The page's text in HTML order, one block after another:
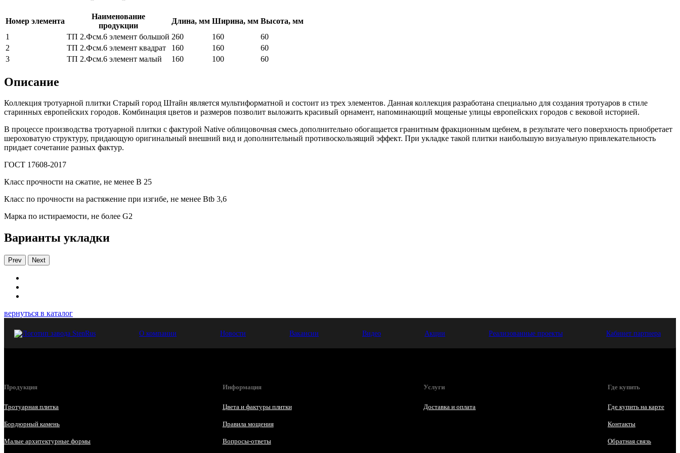
Номер элемента
Наименование
продукции
Длина, мм Ширина, мм Высота, мм
1
ТП 2.Фсм.6 элемент большой 260 160
60
2
ТП 2.Фсм.6 элемент квадрат 160 160
60
3
ТП 2.Фсм.6 элемент малый 160 100 60
Описание
Коллекция тротуарной плитки Старый город Штайн является мультиформатной и состоит из трех элементов. Данная коллекция разработана специально для создания тротуаров в стиле
старинных европейских городов. Комбинация цветов и размеров позволит выложить красивый орнамент, напоминающий мощеные улицы европейских городов с вековой историей.
В процессе производства тротуарной плитки с фактурой Native облицовочная смесь дополнительно обогащается гранитным фракционным щебнем, в результате чего поверхность приобретает
шероховатую структуру, придающую оригинальный внешний вид и дополнительный противоскользящий эффект. При укладке такой плитки наибольшую визуальную привлекательность
придает сочетание разных фактур.
ГОСТ 17608-2017
Класс прочности на сжатие, не менее В 25
Класс по прочности на растяжение при изгибе, не менее Вtb 3,6
Марка по истираемости, не более G2
Варианты укладки
Prev Next
вернуться в каталог
О компании Новости Вакансии Видео Акции Реализованные проекты Кабинет партнера
Продукция
Тротуарная плитка
Бордюрный камень
Малые архитектурные формы
Информация
Цвета и фактуры плитки
Правила мощения
Вопросы-ответы
Услуги
Доставка и оплата
Где купить
Где купить на карте
Контакты
Обратная связь